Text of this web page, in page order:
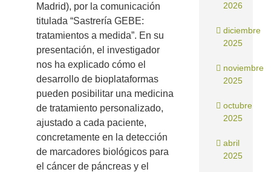
Madrid), por la comunicación
titulada “Sastrería GEBE:
tratamientos a medida”. En su
presentación, el investigador
nos ha explicado cómo el
desarrollo de bioplataformas
pueden posibilitar una medicina
de tratamiento personalizado,
ajustado a cada paciente,
concretamente en la detección
de marcadores biológicos para
el cáncer de páncreas y el
2026
diciembre
2025
noviembre
2025
octubre
2025
abril
2025